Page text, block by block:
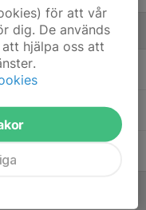
för att vår
dig. De används
hjälpa oss att